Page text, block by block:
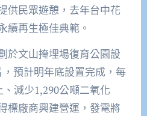
供民眾遊憩，去年台中花
續再生極佳典範。
於文山掩埋場復育公園設
預計明年底設置完成，每
減少1,290公噸二氧化
標廠商興建營運，發電將